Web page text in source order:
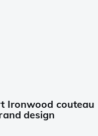
Ironwood couteau
design